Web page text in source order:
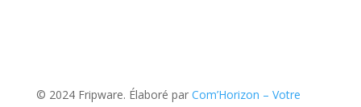
© 2024 Fripware. Élaboré par Com’Horizon – Votre